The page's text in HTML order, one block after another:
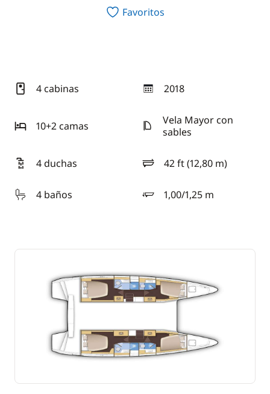
Favoritos
4 cabinas 2018
año
10+2 camas
Vela Mayor con
sables
4 duchas 42 ft (12,80 m)
eslora
4 baños
1,00/1,25 m
calado